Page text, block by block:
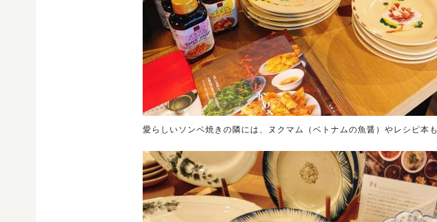
愛らしいソンベ焼きの隣には、ヌクマム（ベトナムの魚醤）やレシピ本も